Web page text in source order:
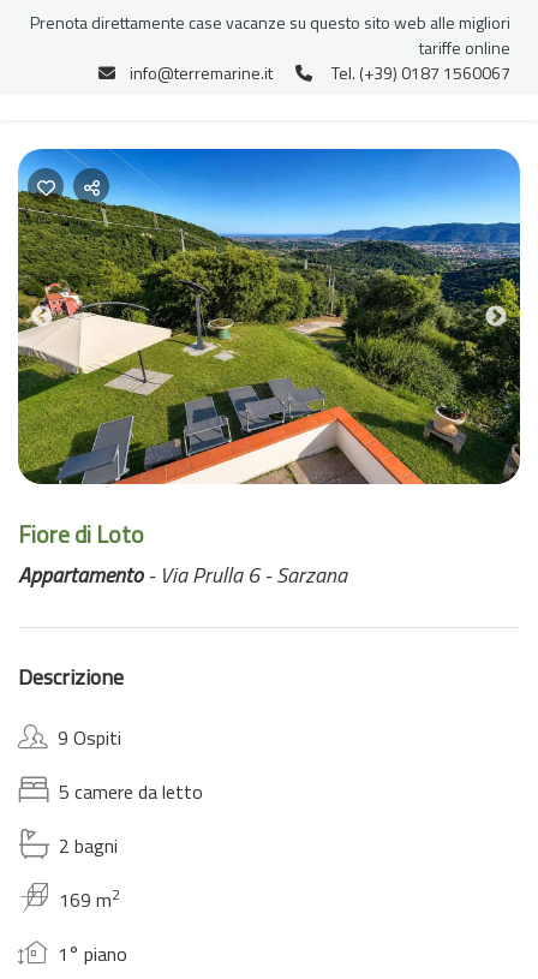
Previous
Fiore di Loto
Appartamento- Via Prulla 6 - Sarzana
Descrizione
9 Ospiti
5 camere da letto
2 bagni
169 m2
1° piano
Prenota direttamente case vacanze su questo sito web alle migliori
tariffe online
info@terremarine.it
Tel. (+39) 0187 1560067